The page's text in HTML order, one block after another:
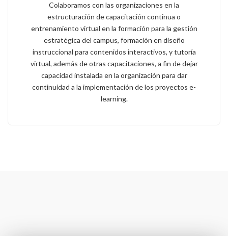
Colaboramos con las organizaciones en la
estructuración de capacitación continua o
entrenamiento virtual en la formación para la gestión
estratégica del campus, formación en diseño
instruccional para contenidos interactivos, y tutoría
virtual, además de otras capacitaciones, a fin de dejar
capacidad instalada en la organización para dar
continuidad a la implementación de los proyectos e-
learning.